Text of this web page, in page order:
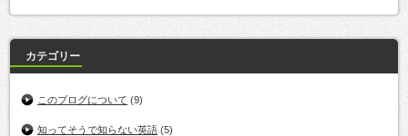
カテゴリー
このブログについて (9)
知ってそうで知らない英語 (5)